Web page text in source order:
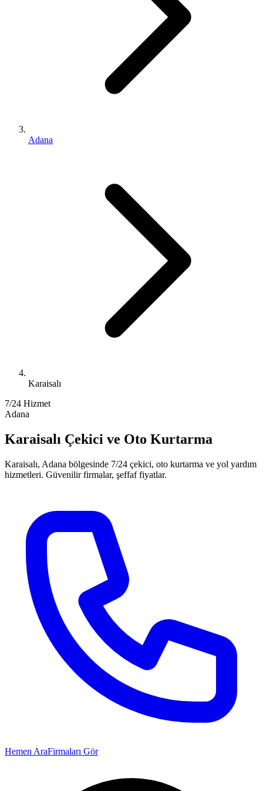
Adana
Karaisalı
7/24 Hizmet
Adana
Karaisalı Çekici ve Oto Kurtarma
Karaisalı, Adana bölgesinde 7/24 çekici, oto kurtarma ve yol yardım
hizmetleri. Güvenilir firmalar, şeffaf fiyatlar.
Hemen AraFirmaları Gör